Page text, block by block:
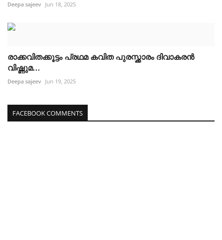
Deepa sajeev Jun 18, 2025
രാക്കവിതക്കൂട്ടം പ്രഥമ കവിത പുരസ്ക്കാരം ദിവാകരൻ
വിഷ്ണുമ...
Deepa sajeev Jun 19, 2025
FACEBOOK COMMENTS